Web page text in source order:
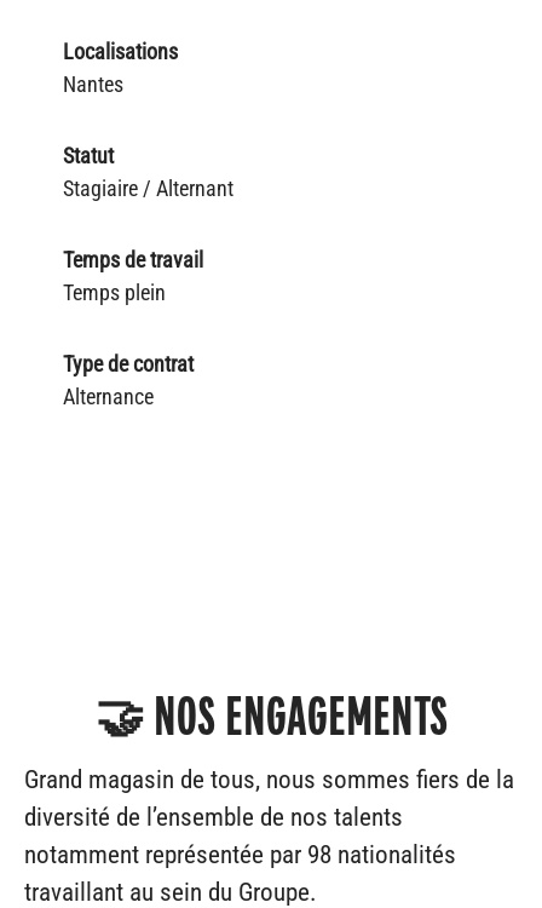
Localisations
Nantes
Statut
Stagiaire / Alternant
Temps de travail
Temps plein
Type de contrat
Alternance
🤝 NOS ENGAGEMENTS
Grand magasin de tous, nous sommes fiers de la
diversité de l’ensemble de nos talents
notamment représentée par 98 nationalités
travaillant au sein du Groupe.